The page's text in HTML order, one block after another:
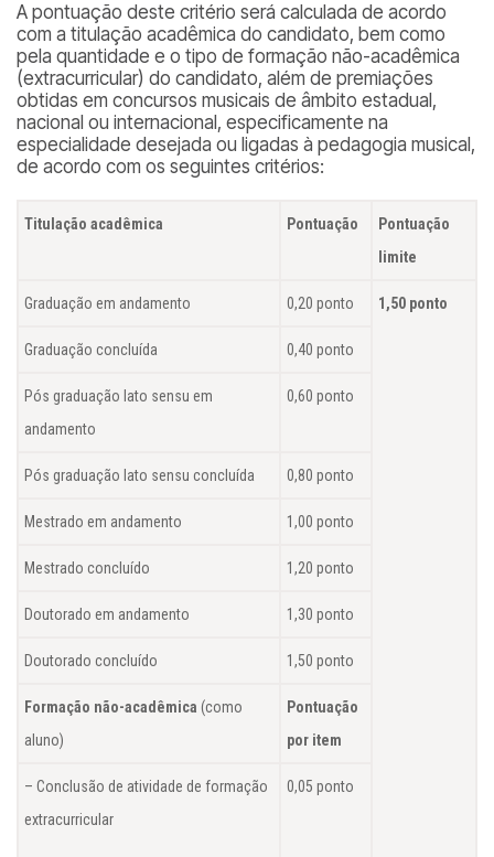
A pontuação deste critério será calculada de acordo
com a titulação acadêmica do candidato, bem como
pela quantidade e o tipo de formação não-acadêmica
(extracurricular) do candidato, além de premiações
obtidas em concursos musicais de âmbito estadual,
nacional ou internacional, especificamente na
especialidade desejada ou ligadas à pedagogia musical,
de acordo com os seguintes critérios:
Titulação acadêmica Pontuação
Pontuação
limite
Graduação em andamento 0,20 ponto 1,50 ponto
Graduação concluída 0,40 ponto
Pós graduação lato sensu em
andamento
0,60 ponto
Pós graduação lato sensu concluída 0,80 ponto
Mestrado em andamento 1,00 ponto
Mestrado concluído 1,20 ponto
Doutorado em andamento 1,30 ponto
Doutorado concluído 1,50 ponto
Formação não-acadêmica (como
aluno)
Pontuação
por item
– Conclusão de atividade de formação
extracurricular
0,05 ponto